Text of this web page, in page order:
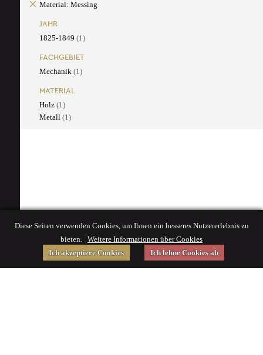
Material: Messing
JAHR
1825-1849 (1)
FACHGEBIET
Mechanik (1)
MATERIAL
Holz (1)
Metall (1)
Diese Seiten verwenden Cookies, um Ihnen ein besseres Nutzererlebnis zu
bieten. Weitere Informationen über Cookies
Ich akzeptiere Cookies
Ich lehne Cookies ab